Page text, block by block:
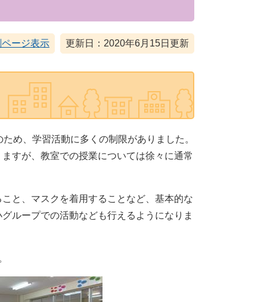
ージ表示 更新日：2020年6月15日更新
め、学習活動に多くの制限がありました。
すが、教室での授業については徐々に通常
と、マスクを着用することなど、基本的な
ループでの活動なども行えるようになりま